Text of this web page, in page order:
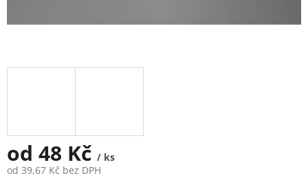
od 48 Kč / ks
od 39,67 Kč bez DPH